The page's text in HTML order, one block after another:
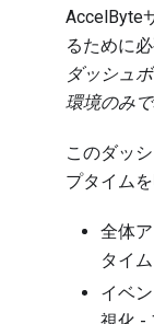
AccelByte
るために
ダッシュ
環境のみ
このダッ
プタイム
全体
タイ
イベ